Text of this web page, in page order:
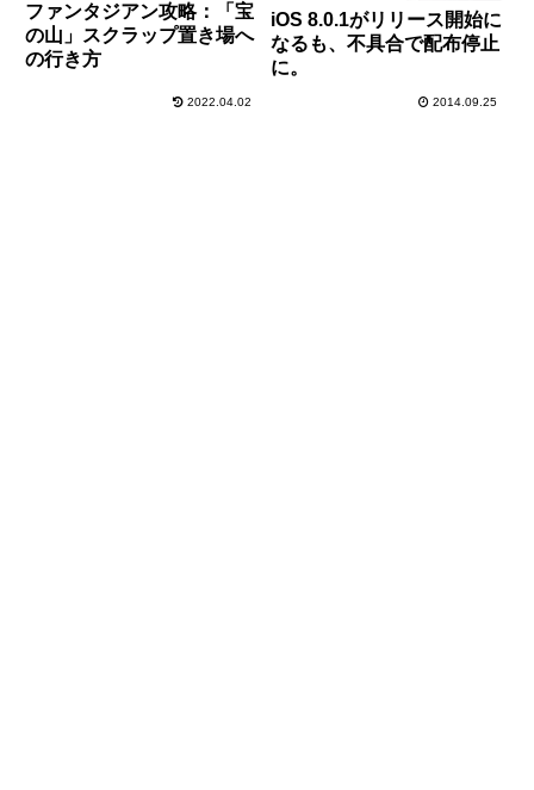
ファンタジアン攻略：「宝
の山」スクラップ置き場へ
の行き方
2022.04.02
iOS 8.0.1がリリース開始に
なるも、不具合で配布停止
に。
2014.09.25